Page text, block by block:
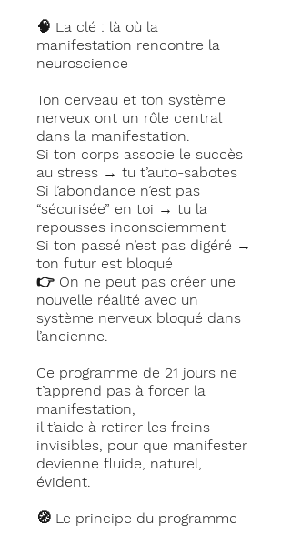
🧠 La clé : là où la
manifestation rencontre la
neuroscience
Ton cerveau et ton système
nerveux ont un rôle central
dans la manifestation.
Si ton corps associe le succès
au stress → tu t’auto-sabotes
Si l’abondance n’est pas
“sécurisée” en toi → tu la
repousses inconsciemment
Si ton passé n’est pas digéré →
ton futur est bloqué
👉 On ne peut pas créer une
nouvelle réalité avec un
système nerveux bloqué dans
l’ancienne.
Ce programme de 21 jours ne
t’apprend pas à forcer la
manifestation,
il t’aide à retirer les freins
invisibles, pour que manifester
devienne fluide, naturel,
évident.
🧭 Le principe du programme